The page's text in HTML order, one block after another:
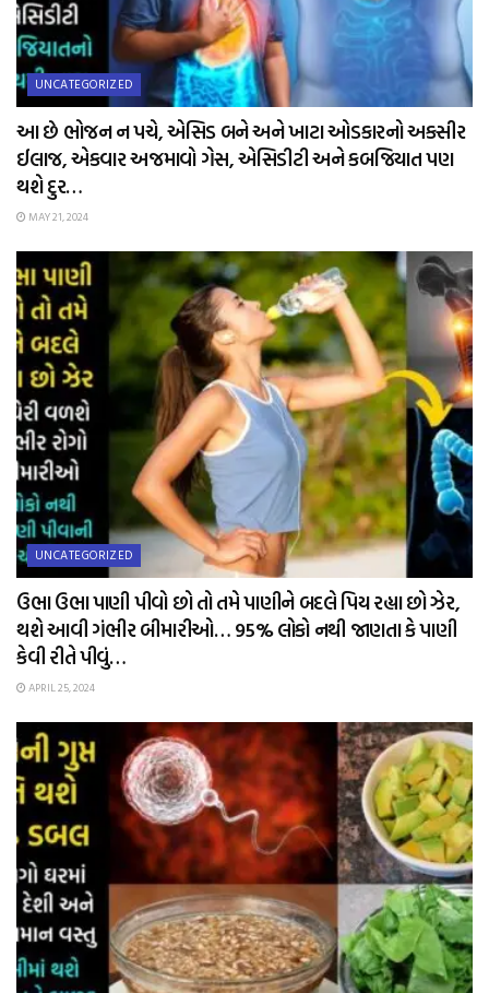
UNCATEGORIZED
આ છે ભોજન ન પચે, એસિડ બને અને ખાટા ઓડકારનો અકસીર
ઈલાજ, એકવાર અજમાવો ગેસ, એસિડીટી અને કબજિયાત પણ
થશે દુર…
MAY 21, 2024
UNCATEGORIZED
ઉભા ઉભા પાણી પીવો છો તો તમે પાણીને બદલે પિય રહ્યા છો ઝેર,
થશે આવી ગંભીર બીમારીઓ… 95% લોકો નથી જાણતા કે પાણી
કેવી રીતે પીવું…
APRIL 25, 2024